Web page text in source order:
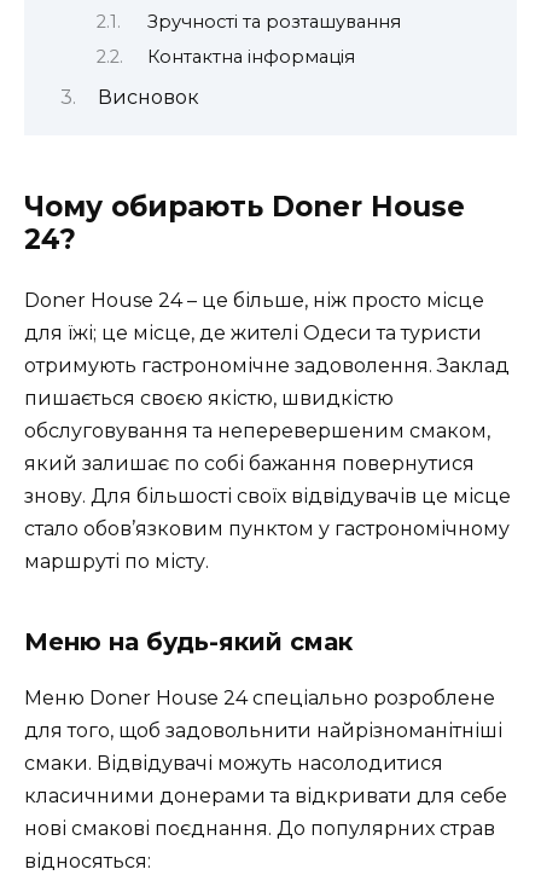
Зручності та розташування
Контактна інформація
Висновок
Чому обирають Doner House
24?
Doner House 24 – це більше, ніж просто місце
для їжі; це місце, де жителі Одеси та туристи
отримують гастрономічне задоволення. Заклад
пишається своєю якістю, швидкістю
обслуговування та неперевершеним смаком,
який залишає по собі бажання повернутися
знову. Для більшості своїх відвідувачів це місце
стало обов’язковим пунктом у гастрономічному
маршруті по місту.
Меню на будь-який смак
Меню Doner House 24 спеціально розроблене
для того, щоб задовольнити найрізноманітніші
смаки. Відвідувачі можуть насолодитися
класичними донерами та відкривати для себе
нові смакові поєднання. До популярних страв
відносяться: